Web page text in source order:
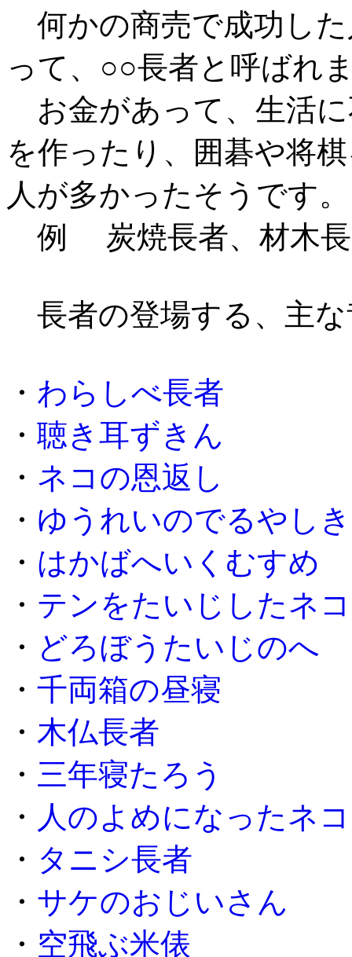
何かの商売で成功し
って、○○長者と呼ばれ
お金があって、生活
を作ったり、囲碁や将
人が多かったそうです。
例 炭焼長者、材木
長者の登場する、主な
・ わらしべ長者
・ 聴き耳ずきん
・ ネコの恩返し
・ ゆうれいのでるやしき
・ はかばへいくむすめ
・ テンをたいじしたネコ
・ どろぼうたいじのへ
・ 千両箱の昼寝
・ 木仏長者
・ 三年寝たろう
・ 人のよめになったネコ
・ タニシ長者
・ サケのおじいさん
・ 空飛ぶ米俵